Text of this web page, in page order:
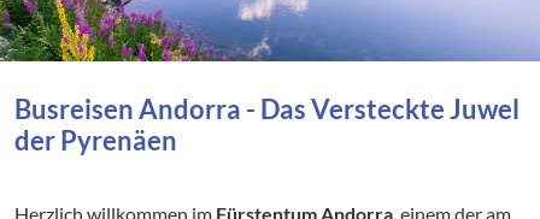
Busreisen Andorra - Das Versteckte Juwel
der Pyrenäen
Herzlich willkommen im Fürstentum Andorra, einem der am